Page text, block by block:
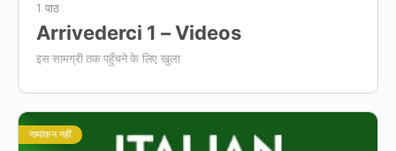
1 पाठ
Arrivederci 1 – Videos
इस सामग्री तक पहुँचने के लिए खुला
नामांकन नहीं